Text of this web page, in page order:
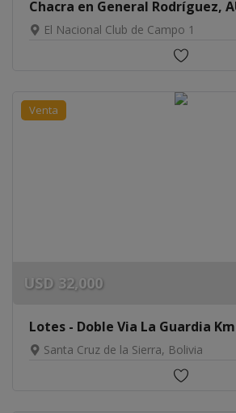
Chacra en General Rodríguez,
El Nacional Club de Campo 1
Venta
USD 32,000
Lotes - Doble Via La Guardia
Santa Cruz de la Sierra, Bolivia